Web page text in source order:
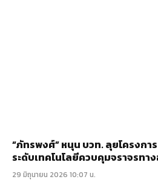
“ภัทรพงศ์” หนุน บวท. ลุยโครงก
ระดับเทคโนโลยีควบคุมจราจรทา
29 มิถุนายน 2026 10:07 น.